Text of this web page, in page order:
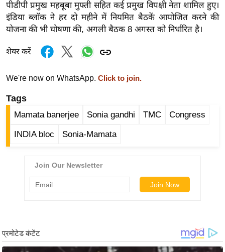
न्यू
ज
ब्री
फ
नो
ज
न
ली
पीडीपी प्रमुख महबूबा मुफ्ती सहित कई प्रमुख विपक्षी नेता शामिल हुए।
इंडिया ब्लॉक ने हर दो महीने में नियमित बैठकें आयोजित करने की
योजना की भी घोषणा की, अगली बैठक 8 अगस्त को निर्धारित है।
शेयर करें
We're now on WhatsApp. Click to join.
Tags
Mamata banerjee Sonia gandhi TMC Congress
INDIA bloc Sonia-Mamata